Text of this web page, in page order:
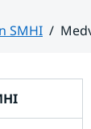
SMHI